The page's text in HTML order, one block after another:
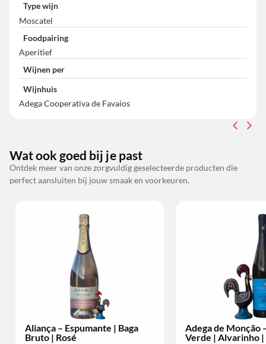
Type wijn
Moscatel
Foodpairing
Aperitief
Wijnen per
Wijnhuis
Adega Cooperativa de Favaios
Wat ook goed bij je past
Ontdek meer van onze zorgvuldig geselecteerde producten die
perfect aansluiten bij jouw smaak en voorkeuren.
| Baga
Adega de Monção – Vinho
Verde | Alvarinho | Per Fles